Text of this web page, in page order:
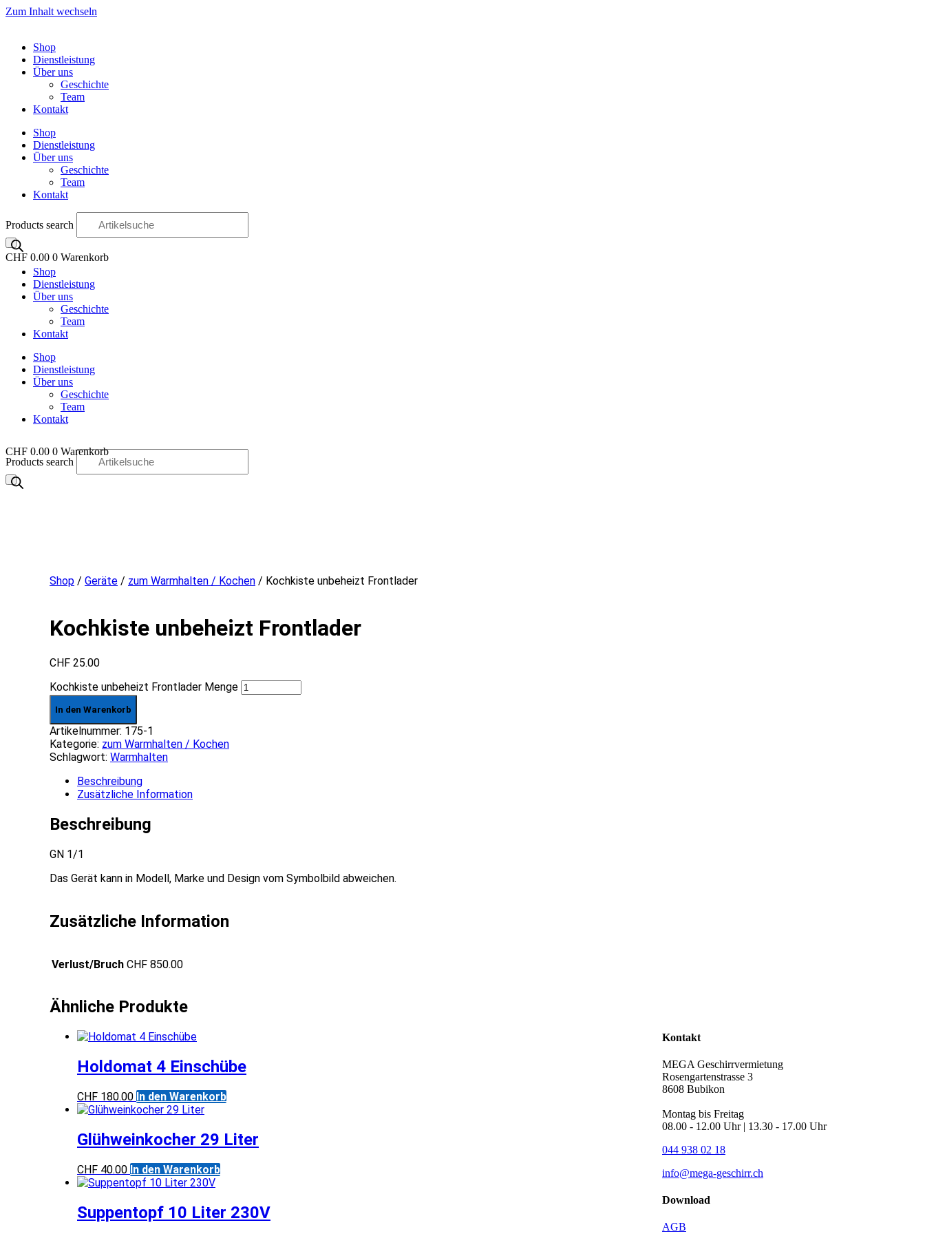
Zum Inhalt wechseln
Shop
Dienstleistung
Über uns
Geschichte
Team
Kontakt
Shop
Dienstleistung
Über uns
Geschichte
Team
Kontakt
Products search
CHF 0.00 0 Warenkorb
OO
Shop
Dienstleistung
Über uns
Geschichte
Team
Kontakt
Shop
Dienstleistung
Über uns
Geschichte
Team
Kontakt
CHF 0.00 0 Warenkorb
OO
Products search
Shop / Geräte / zum Warmhalten / Kochen / Kochkiste unbeheizt Frontlader
Kochkiste unbeheizt Frontlader
CHF 25.00
Kochkiste unbeheizt Frontlader Menge
In den Warenkorb
Artikelnummer: 175-1
Kategorie: zum Warmhalten / Kochen
Schlagwort: Warmhalten
Beschreibung
Zusätzliche Information
Beschreibung
GN 1/1
Das Gerät kann in Modell, Marke und Design vom Symbolbild abweichen.
Zusätzliche Information
Verlust/Bruch CHF 850.00
Ähnliche Produkte
Holdomat 4 Einschübe
CHF 180.00 In den Warenkorb
Glühweinkocher 29 Liter
CHF 40.00 In den Warenkorb
Suppentopf 10 Liter 230V
Kontakt
MEGA Geschirrvermietung
Rosengartenstrasse 3
8608 Bubikon
Montag bis Freitag
08.00 - 12.00 Uhr | 13.30 - 17.00 Uhr
044 938 02 18
info@mega-geschirr.ch
Download
AGB